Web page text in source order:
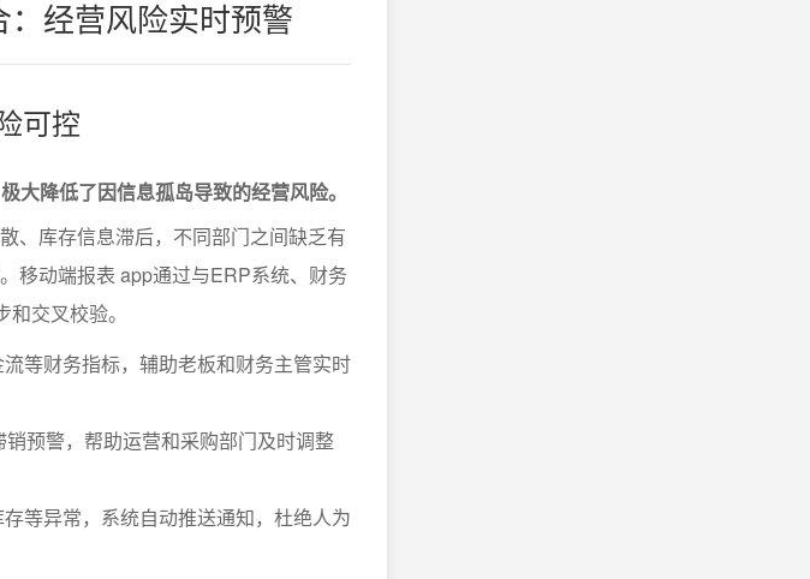
经营风险实时预警
可控
大降低了因信息孤岛导致的经营风险。
、库存信息滞后，不同部门之间缺乏有
移动端报表 app通过与ERP系统、财务
交叉校验。
等财务指标，辅助老板和财务主管实时
预警，帮助运营和采购部门及时调整
等异常，系统自动推送通知，杜绝人为